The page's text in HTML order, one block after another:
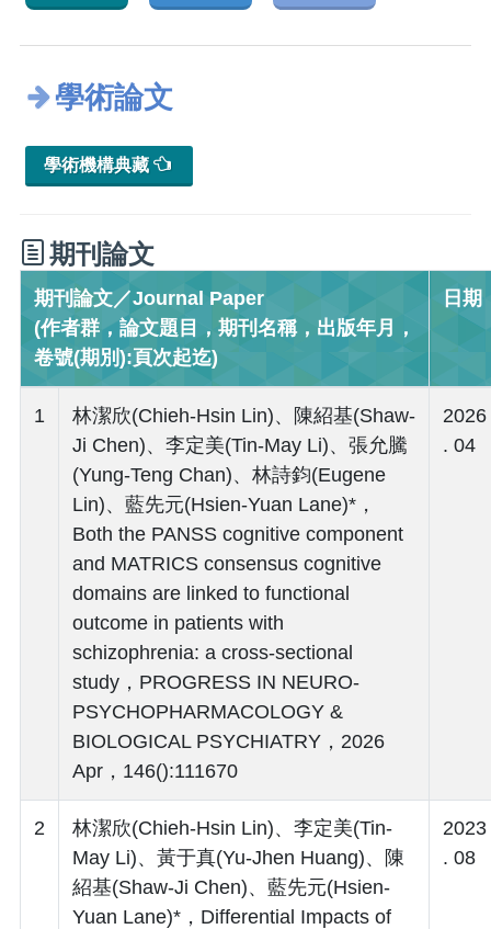
學術論文
學術機構典藏
期刊論文
期刊論文／Journal Paper
(作者群，論文題目，期刊名稱，出版年月，
卷號(期別):頁次起迄)
日期
1
林潔欣(Chieh-Hsin Lin)、陳紹基(Shaw-
Ji Chen)、李定美(Tin-May Li)、張允騰
(Yung-Teng Chan)、林詩鈞(Eugene
Lin)、藍先元(Hsien-Yuan Lane)*，
Both the PANSS cognitive component
and MATRICS consensus cognitive
domains are linked to functional
outcome in patients with
schizophrenia: a cross-sectional
study，PROGRESS IN NEURO-
PSYCHOPHARMACOLOGY &
BIOLOGICAL PSYCHIATRY，2026
Apr，146():111670
2026
. 04
2
林潔欣(Chieh-Hsin Lin)、李定美(Tin-
May Li)、黃于真(Yu-Jhen Huang)、陳
紹基(Shaw-Ji Chen)、藍先元(Hsien-
Yuan Lane)*，Differential Impacts of
2023
. 08